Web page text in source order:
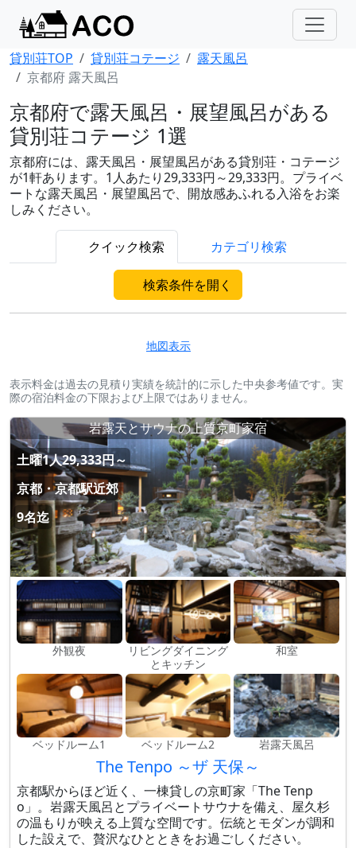
貸別荘TOP 貸別荘コテージ
露天風呂
京都府 露天風呂
京都府で露天風呂・展望風呂がある
貸別荘コテージ 1選
京都府には、露天風呂・展望風呂がある貸別荘・コテージ
が1軒あります。1人あたり29,333円～29,333円。プライベ
ートな露天風呂・展望風呂で、開放感あふれる入浴をお楽
しみください。
クイック検索 カテゴリ検索
検索条件を開く
地図表示
表示料金は過去の見積り実績を統計的に示した中央参考値です。実
際の宿泊料金の下限および上限ではありません。
岩露天とサウナの上質京町家宿
土曜1人29,333円～
京都・京都駅近郊
9名迄
外観夜
リビングダイニング
とキッチン
和室
ベッドルーム1 ベッドルーム2 岩露天風呂
The Tenpo ～ザ 天保～
京都駅からほど近く、一棟貸しの京町家「The Tenp
o」。岩露天風呂とプライベートサウナを備え、屋久杉
の温もりが映える上質な空間です。伝統とモダンが調和
した設えで、贅沢なひとときをお過ごしください。